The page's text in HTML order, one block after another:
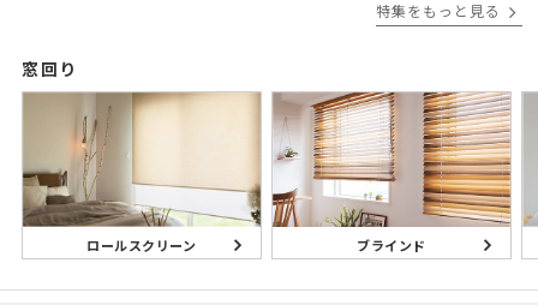
特集をもっと見る
窓回り
ロールスクリーン ブラインド